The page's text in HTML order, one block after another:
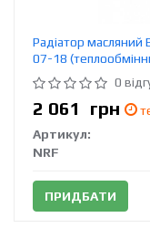
Радіатор масляний
07-18
0
2 061 грн
Артикул:
NRF
ПРИДБАТИ